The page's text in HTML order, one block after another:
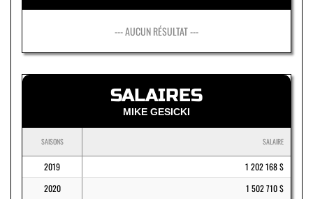
--- AUCUN RÉSULTAT ---
SALAIRES
MIKE GESICKI
SAISONS SALAIRE
2019
1 202 168 $
2020
1 502 710 $